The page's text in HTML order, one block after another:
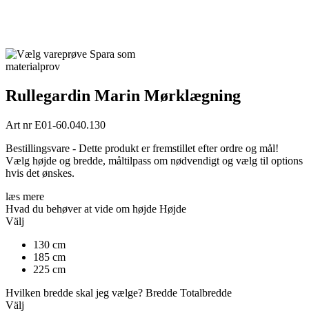
Spara som
materialprov
Rullegardin Marin Mørklægning
Art nrE01-60.040.130
Bestillingsvare - Dette produkt er fremstillet efter ordre og mål!
Vælg højde og bredde, måltilpass om nødvendigt og vælg til options
hvis det ønskes.
læs mere
Hvad du behøver at vide om højde Højde
Välj
130 cm
185 cm
225 cm
Hvilken bredde skal jeg vælge? Bredde Totalbredde
Välj